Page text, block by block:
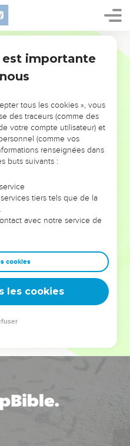
L’ÉVÉNEMENT
!
VOUS ÉVITER LES
?
moins les doutes, les erreurs
alors même que ce
façonnés.
et responsables
afin que leurs erreurs
guidiez un ministère, une
leur expérience est faite
est importante
tous les cookies », vous
des traceurs (comme des
votre compte utilisateur) et
(comme vos
renseignées dans
buts suivants :
tiers tels que de la
avec notre service de
cookies
les cookies